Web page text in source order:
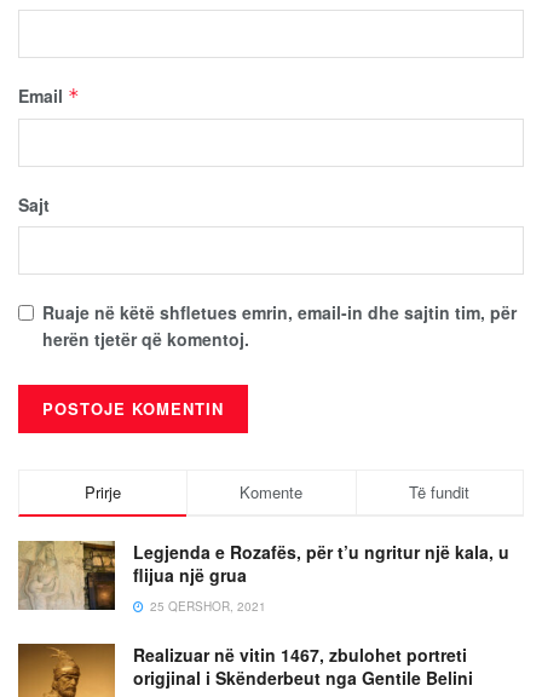
Email *
Sajt
Ruaje në këtë shfletues emrin, email-in dhe sajtin tim, për
herën tjetër që komentoj.
Prirje Komente Të fundit
Legjenda e Rozafës, për t’u ngritur një kala, u
flijua një grua
25 QERSHOR, 2021
Realizuar në vitin 1467, zbulohet portreti
origjinal i Skënderbeut nga Gentile Belini